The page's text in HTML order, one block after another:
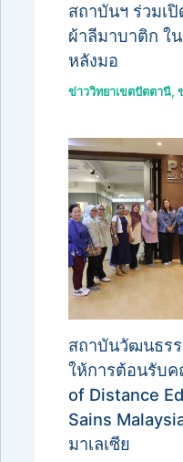
สถาบันฯ ร่วมเ
ผ้าลีมาบาติก ใ
หลังมอ
ข่าววิทยาเขตปัตตานี,
สถาบันวัฒนธร
ให้การต้อนรับ
of Distance
Sains
มาเลเซีย